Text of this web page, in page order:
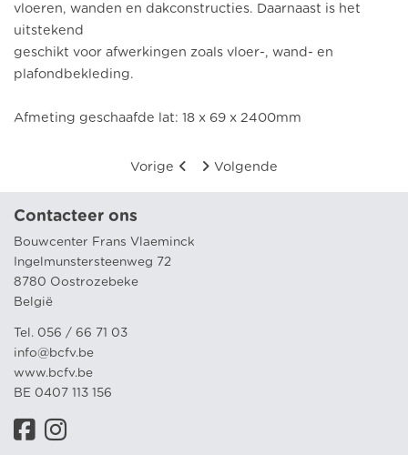
vloeren, wanden en dakconstructies. Daarnaast is het
uitstekend
geschikt voor afwerkingen zoals vloer-, wand- en
plafondbekleding.
Afmeting geschaafde lat: 18 x 69 x 2400mm
Vorige Volgende
Contacteer ons
Bouwcenter Frans Vlaeminck
Ingelmunstersteenweg 72
8780 Oostrozebeke
België
Tel. 056 / 66 71 03
info@bcfv.be
www.bcfv.be
BE 0407 113 156